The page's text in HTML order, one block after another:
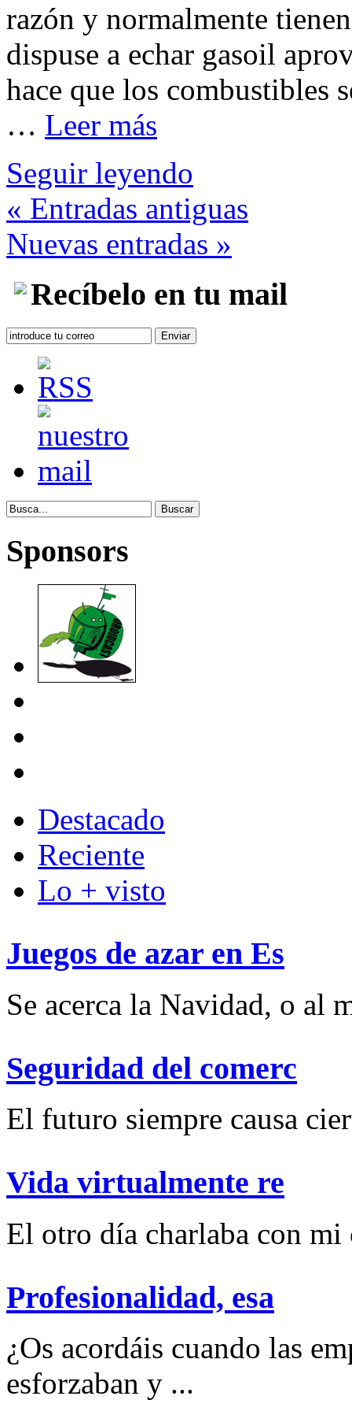
razón y normalmente
dispuse a echar gasoil
hace que los combustibles
… Leer más
Seguir leyendo
« Entradas antiguas
Nuevas entradas »
Recíbelo en tu mail
Sponsors
Destacado
Reciente
Lo + visto
Juegos de azar en Es
Se acerca la Navidad, o al
Seguridad del comerc
El futuro siempre causa
Vida virtualmente re
El otro día charlaba con
Profesionalidad, esa
¿Os acordáis cuando las
esforzaban y ...